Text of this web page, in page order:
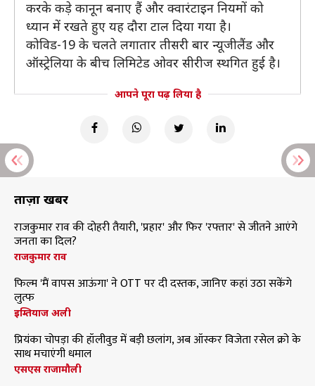
करके कड़े कानून बनाए हैं और क्वारंटाइन नियमों को
ध्यान में रखते हुए यह दौरा टाल दिया गया है।
कोविड-19 के चलते लगातार तीसरी बार न्यूजीलैंड और
ऑस्ट्रेलिया के बीच लिमिटेड ओवर सीरीज स्थगित हुई है।
आपने पूरा पढ़ लिया है
ताज़ा खबरें
राजकुमार राव की दोहरी तैयारी, 'प्रहार' और फिर 'रफ्तार' से जीतने आएंगे
जनता का दिल?
राजकुमार राव
फिल्म 'मैं वापस आऊंगा' ने OTT पर दी दस्तक, जानिए कहां उठा सकेंगे
लुत्फ
इम्तियाज अली
प्रियंका चोपड़ा की हॉलीवुड में बड़ी छलांग, अब ऑस्कर विजेता रसेल क्रो के
साथ मचाएंगी धमाल
एसएस राजामौली